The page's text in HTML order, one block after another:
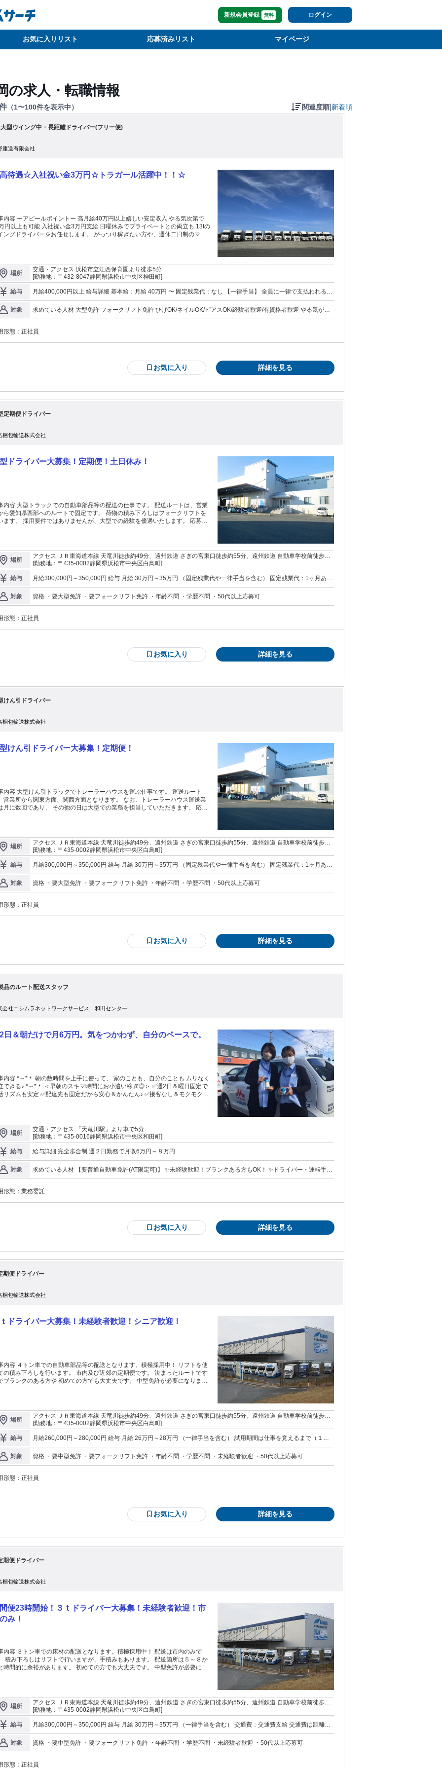
新規会員登録 無料 ログイン
お気に入りリスト 応募済みリスト マイページ
の求人・転職情報
（1〜100件を表示中） 関連度順 新着順
型ウイング中・長距離ドライバー(フリー便)
運送有限会社
待遇☆入社祝い金3万円☆トラガール活躍中！！☆
内容 ーアピールポイントー 高月給40万円以上嬉しい安定収入 やる気次第で
円以上も可能 入社祝い金3万円支給 日曜休みでプライベートとの両立も 13tの
ドライバーをお任せします。 がっつり稼ぎたい方や、週休二日制のマイ
ありません。 取引先様、多数です。良い仕事を選べるくらい配車には自信が
す。私（日野）に任せて下さい。 中距離運送は体に負担があるのではと思
みが強い分野ではありますが、積み卸し回数が少なく 人と接する回数も少な
め、精神的に負担が少ない環境とも言えます。 運転が好き、一人の時間が好
う方にはぴったりなお仕事です。 （例）月曜日 磐田卸 浜松積 火曜日 大阪
掛川卸 島田積 木曜日 神戸卸 尼崎積 金曜日 静岡卸 藤枝積 こう
になります。 2024年問題クリアしてます。法律を守っての運行です。
事の流れをもっと詳しく聞いてみたい』 『収入や休日、待遇をもっと詳しく
たい』 『自分に出来そうか一度、話してみたい』 『どんな生活リズムになる
ます。 相談や質問だけでも大丈夫です。お気軽にご連絡お願いします。
場所
交通・アクセス 浜松市立江西保育園より徒歩5分
[勤務地：〒432-8047静岡県浜松市中央区神田町]
給与
月給400,000円以上 給与詳細 基本給：月給 40万円 〜 固定残業代：なし 【一律手当】 全員に一律で支払われる通
対象
求めている人材 大型免許 フォークリフト免許 ひげOK/ネイルOK/ピアスOK/経験者歓迎/有資格者歓迎 やる気があ
形態： 正社員
お気に入り 詳細を見る
定期便ドライバー
梱包輸送株式会社
ドライバー大募集！定期便！土日休み！
内容 大型トラックでの自動車部品等の配送の仕事です。 配送ルートは、営業
ら愛知県西部へのルートで固定です。 荷物の積み下ろしはフォークリフトを
ませんが、大型での経験を優遇いたします。 応募要
、連絡をください。 まずは見学のみのご要望にもお応えします。 長期休暇は
回（ゴールデンウィーク、夏季、年末年始） 浜名梱包輸送株式会社は社員
名を超え、保有車両台数も300台以上と、 中規模の会社です。 業績は安定し
り、長く安定して働いていただけます。 1962年、楽器輸送から始まった浜名
輸送。運輸・倉庫・物流加工を事業の柱として運営してきました。 最近のト
ク ・新しくスカニアを２台、キャリアカー１台を導入 ・新倉庫完成（磐田営
、竜南営業所） ・福利厚生の充実化を推進（常備社食の設置、リフレッシュ
制度導入など） ※大企業並みに社員が働き易い環境を整備しています。
場所
アクセス ＪＲ東海道本線 天竜川徒歩約49分、遠州鉄道 さぎの宮東口徒歩約55分、遠州鉄道 自動車学校前徒歩約
56分
[勤務地：〒435-0002静岡県浜松市中央区白鳥町]
給与
月給300,000円～350,000円 給与 月給 30万円～35万円 （固定残業代や一律手当を含む） 固定残業代：1ヶ月あた
費：交通費支給 通勤距離に応じた金額を支給します。 提示している給与額は固定残業手当などを含めた総額です
が、通勤手当は一律5,000を想定し計算しています。
対象 資格 ・要大型免許 ・要フォークリフト免許 ・年齢不問 ・学歴不問 ・50代以上応募可
形態： 正社員
お気に入り 詳細を見る
けん引ドライバー
梱包輸送株式会社
けん引ドライバー大募集！定期便！
内容 大型けん引トラックでトレーラーハウスを運ぶ仕事です。 運送ルート
営業所から関東方面、関西方面となります。 なお、トレーラーハウス運送業
月に数回であり、 その他の日は大型での業務を担当していただきます。 応募
安心してご応募、連絡をください。 まずは見学のみのご要望にもお応えしま
季、年末年始） 浜名梱包輸送株
社は社員1,000名を超え、保有車両台数も300台以上と、 中規模の会社です。
は安定しており、長く安定して働いていただけます。 1962年、楽器輸送から
った浜名梱包輸送。運輸・倉庫・物流加工を事業の柱として運営してきまし
最近のトピック ・新しくスカニアを２台、キャリアカー１台を導入 ・新倉庫
（磐田営業所、竜南営業所） ・福利厚生の充実化を推進（常備社食の設置、
レッシュ休暇制度導入など） ※大企業並みに社員が働き易い環境を整備して
す。
場所
アクセス ＪＲ東海道本線 天竜川徒歩約49分、遠州鉄道 さぎの宮東口徒歩約55分、遠州鉄道 自動車学校前徒歩約
56分
[勤務地：〒435-0002静岡県浜松市中央区白鳥町]
給与
月給300,000円～350,000円 給与 月給 30万円～35万円 （固定残業代や一律手当を含む） 固定残業代：1ヶ月あた
費：交通費支給 通勤距離に応じた金額を支給します。 提示している給与額は固定残業手当などを含めた総額です
が、通勤手当は一律5,000を想定し計算しています。
対象 資格 ・要大型免許 ・要フォークリフト免許 ・年齢不問 ・学歴不問 ・50代以上応募可
形態： 正社員
お気に入り 詳細を見る
品のルート配送スタッフ
会社ニシムラネットワークサービス 和田センター
日＆朝だけで月6万円。気をつかわず、自分のペースで。
内容 *～*＊ 朝の数時間を上手に使って、 家のことも、自分のことも ムリなく
*＊ ＜早朝のスキマ時間にお小遣い稼ぎ◎＞ ✅週2日＆曜日固定で
リズムも安定 ✅配達先も固定だから安心＆かんたん♪ ✅接客なし＆モクモク作
スへ納品 ＜⭐朝活で”私の時間”も”家計”も◎＞ 朝2時に出発して、 遅
も6時半にはお仕事終了！ 子どもが起きる前にすべて終わるから、 朝ごはん
洗濯にも余裕が持てます。 ＜⭐未経験・久々のお仕事でも大丈夫！＞ 配
はすべて固定ルート。 慣れてくると「地図いらず」で 効率よく回れるように
、 自信を持って進められます。 元パートやWワーク、主婦さんも活躍中！ ＜
客ナシ＆ひとりでコツコツ作業＞ 各家庭の専用ボックスへのお届けがメイン。
な早朝の時間に 自分のペースで作業を進められるので、 周囲に気をつかうこ
く集中できます◎
場所
交通・アクセス 「天竜川駅」より車で5分
[勤務地：〒435-0016静岡県浜松市中央区和田町]
給与 給与詳細 完全歩合制 週２日勤務で月収6万円～８万円
対象
求めている人材 【要普通自動車免許(AT限定可)】 ✨未経験歓迎！ブランクある方もOK！ ✨ドライバー・運転手の
を終えたい」 「久しぶりの仕事復帰だから不安が少ない方がいい」 「モクモク作業や運転が好き」
形態： 業務委託
お気に入り 詳細を見る
期便ドライバー
梱包輸送株式会社
ドライバー大募集！未経験者歓迎！シニア歓迎！
内容 ４トン車での自動車部品等の配送となります。積極採用中！ リフトを使
の積み下ろしを行います。 市内及び近郊の定期便です。 決まったルートです
ランクのある方や 初めての方でも大丈夫です。 中型免許が必要になりま
解けられる雰囲気を 大事にしています。 分からないことは何でも聞いてくだ
まった浜名梱包輸送。運輸・倉庫・物流加工を事
柱として運営してきました。 有名企業と取引をし、景気に左右されにくい 総
品商社の物流拠点の役割も担う当社。 一方小口のご依頼も多数あり、中長期
視野で見て受注量が安定している企業です。
場所
アクセス ＪＲ東海道本線 天竜川徒歩約49分、遠州鉄道 さぎの宮東口徒歩約55分、遠州鉄道 自動車学校前徒歩約
56分
[勤務地：〒435-0002静岡県浜松市中央区白鳥町]
給与
月給260,000円～280,000円 給与 月給 26万円～28万円 （一律手当を含む） 試用期間は仕事を覚えるまで（１か
対象
資格 ・要中型免許 ・要フォークリフト免許 ・年齢不問 ・学歴不問 ・未経験者歓迎 ・50代以上応募可
形態： 正社員
お気に入り 詳細を見る
期便ドライバー
梱包輸送株式会社
便23時開始！３ｔドライバー大募集！未経験者歓迎！市
み！
内容 ３トン車での床材の配送となります。積極採用中！ 配送は市内のみで
積み下ろしはリフトで行いますが、手積みもあります。 配送箇所は５～８か
間的に余裕があります。 初めての方でも大丈夫です。 中型免許が必要にな
打ち解けられる雰囲気を 大事にしています。 分からないことは何でも聞いて
、楽器輸送から始まった浜名梱包輸送。運輸・倉庫・物流加工
業の柱として運営してきました。 有名企業と取引をし、景気に左右されにく
総合食品商社の物流拠点の役割も担う当社。 一方小口のご依頼も多数あり、中
的な 視野で見て受注量が安定している企業です。
場所
アクセス ＪＲ東海道本線 天竜川徒歩約49分、遠州鉄道 さぎの宮東口徒歩約55分、遠州鉄道 自動車学校前徒歩約
56分
[勤務地：〒435-0002静岡県浜松市中央区白鳥町]
給与
月給300,000円～350,000円 給与 月給 30万円～35万円 （一律手当を含む） 交通費：交通費支給 交通費は距離に
対象
資格 ・要中型免許 ・要フォークリフト免許 ・年齢不問 ・学歴不問 ・未経験者歓迎 ・50代以上応募可
形態： 正社員